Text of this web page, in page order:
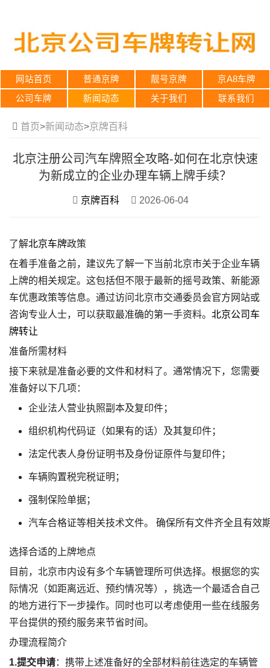
网站首页 普通京牌 靓号京牌
京A8车牌
公司车牌
新闻动态 关于我们 联系我们
首页>新闻动态>京牌百科
北京注册公司汽车牌照全攻略-如何在北京快速
为新成立的企业办理车辆上牌手续？
京牌百科 2026-06-04
了解北京车牌政策
在着手准备之前，建议先了解一下当前北京市关于企业车辆
上牌的相关规定。这包括但不限于最新的摇号政策、新能源
车优惠政策等信息。通过访问北京市交通委员会官方网站或
咨询专业人士，可以获取最准确的第一手资料。 北京公司车
牌转让
准备所需材料
接下来就是准备必要的文件和材料了。通常情况下，您需要
准备好以下几项：
企业法人营业执照副本及复印件；
组织机构代码证（如果有的话）及其复印件；
法定代表人身份证明书及身份证原件与复印件；
车辆购置税完税证明；
强制保险单据；
汽车合格证等相关技术文件。 确保所有文件齐全且有效
选择合适的上牌地点
目前，北京市内设有多个车辆管理所可供选择。根据您的实
际情况（如距离远近、预约情况等），挑选一个最适合自己
的地方进行下一步操作。同时也可以考虑使用一些在线服务
平台提供的预约服务来节省时间。
办理流程简介
1.提交申请：携带上述准备好的全部材料前往选定的车辆管